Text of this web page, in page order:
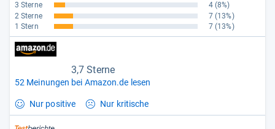
3 Sterne
4 (8%)
2 Sterne
7 (13%)
1 Stern
7 (13%)
3,7 Sterne
52 Meinungen bei Amazon.de lesen
Nur positive Nur kritische